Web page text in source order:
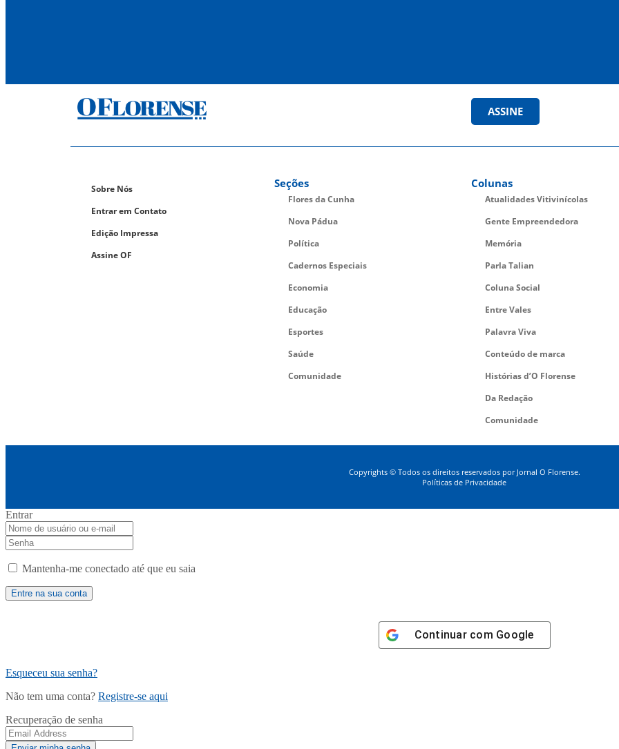
ASSINE
Sobre Nós
Entrar em Contato
Edição Impressa
Assine OF
Seções
Flores da Cunha
Nova Pádua
Política
Cadernos Especiais
Economia
Educação
Esportes
Saúde
Comunidade
Colunas
Atualidades Vitivinícolas
Gente Empreendedora
Memória
Parla Talian
Coluna Social
Entre Vales
Palavra Viva
Conteúdo de marca
Histórias d’O Florense
Da Redação
Comunidade
Copyrights © Todos os direitos reservados por Jornal O Florense.
Políticas de Privacidade
Entrar
Mantenha-me conectado até que eu saia
Continuar com Google
Esqueceu sua senha?
Não tem uma conta? Registre-se aqui
Recuperação de senha